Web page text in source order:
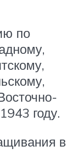
по
году.
в